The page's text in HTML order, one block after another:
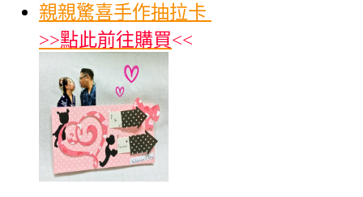
親親驚喜手作抽拉卡
>>點此前往購買<<